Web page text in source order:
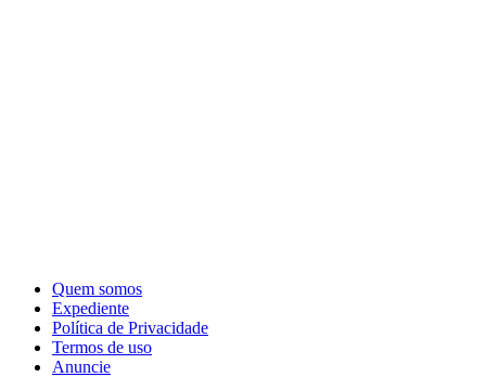
Quem somos
Expediente
Política de Privacidade
Termos de uso
Anuncie